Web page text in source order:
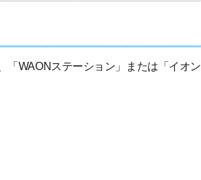
「WAONステーション」または「イオン